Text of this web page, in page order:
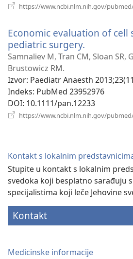
https://www.ncbi.nlm.nih.gov/
Economic evaluation of cell
pediatric surgery.
novi
Samnaliev M, Tran CM, Sloan SR,
Brustowicz RM.
Izvor‎: Paediatr Anaesth
Indeks‎: PubMed 23952976
DOI‎: 10.1111/pan.12233
https://www.ncbi.nlm.nih.gov/
Kontakt s lokalnim
Stupite u kontakt s lokalnim
svedoka koji besplatno sarađuju
specijalistima koji leče Jehovine
Kontakt
Medicinske informacije